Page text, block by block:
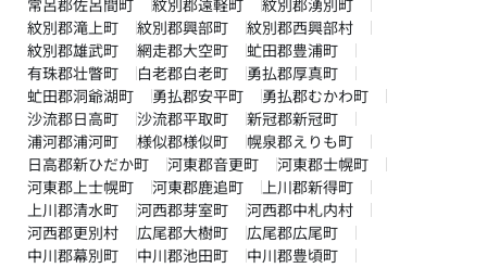
常呂郡佐呂間町 紋別郡遠軽町
紋別郡湧別町
紋別郡滝上町
紋別郡興部町
紋別郡西興部村
紋別郡雄武町
網走郡大空町
虻田郡豊浦町
有珠郡壮瞥町
白老郡白老町
勇払郡厚真町
虻田郡洞爺湖町
勇払郡安平町
勇払郡むかわ町
沙流郡日高町
沙流郡平取町
新冠郡新冠町
浦河郡浦河町
様似郡様似町
幌泉郡えりも町
日高郡新ひだか町
河東郡音更町
河東郡士幌町
河東郡上士幌町
河東郡鹿追町
上川郡新得町
上川郡清水町
河西郡芽室町
河西郡中札内村
河西郡更別村
広尾郡大樹町
広尾郡広尾町
中川郡幕別町
中川郡池田町
中川郡豊頃町